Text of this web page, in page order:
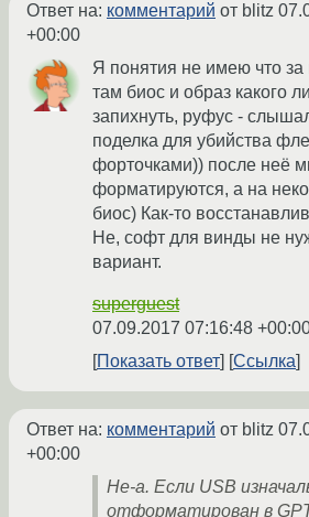
Ответ на: комментарий от blitz
+00:00
Я понятия не имею что за
там биос и образ какого
запихнуть, руфус -
поделка для убийства
форточками)) после неё
форматируются, а на
биос) Как-то
Не, софт для винды не
вариант.
superguest
07.09.2017 07:16:48
Показать ответ Ссылка
Ответ на: комментарий от blitz
+00:00
Не-а. Если USB
отформатирован в